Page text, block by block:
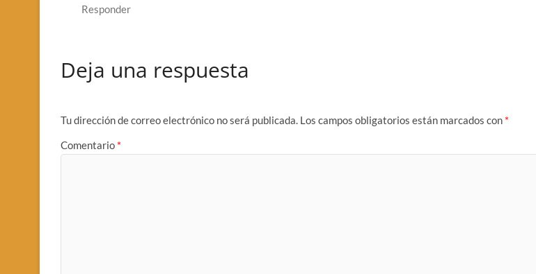
Responder
Deja una respuesta
Tu dirección de correo electrónico no será publicada. Los campos obligatorios están marcados con *
Comentario *